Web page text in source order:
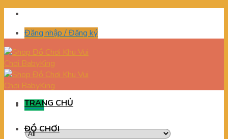
Skip
contentĐăng nhập / Đăng ký
Menu
TRANG CHỦ
ĐỒ CHƠI